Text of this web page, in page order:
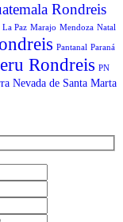
Rondreis
La Paz Marajo Mendoza Natal
Pantanal Paraná
Rondreis PN
Nevada de Santa Marta